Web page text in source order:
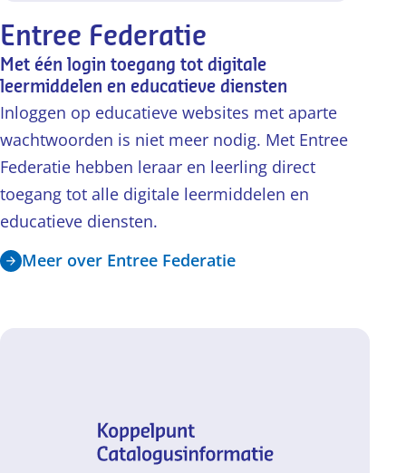
Entree Federatie
Met één login toegang tot digitale
leermiddelen en educatieve diensten
Inloggen op educatieve websites met aparte
wachtwoorden is niet meer nodig. Met Entree
Federatie hebben leraar en leerling direct
toegang tot alle digitale leermiddelen en
educatieve diensten.
Meer over Entree Federatie